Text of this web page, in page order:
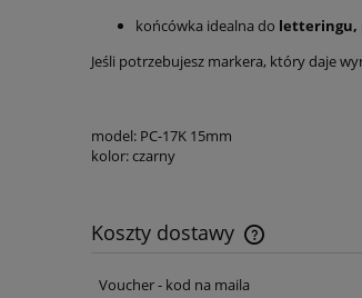
końcówka idealna do letteringu,
Jeśli potrzebujesz markera, który daje
model: PC-17K 15mm
kolor: czarny
Koszty dostawy
Voucher - kod na maila